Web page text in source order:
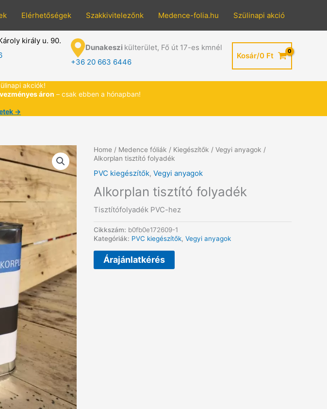
Elérhetőségek Szakkivitelezőnk Medence-folia.hu Szülinapi akció
király u. 90.
Dunakeszi külterület, Fő út 17-es kmnél
+36 20 663 6446
Kosár/0 Ft
akciók!
áron – csak ebben a hónapban!
→
Home/ Medence fóliák / Kiegészítők / Vegyi anyagok /
Alkorplan tisztító folyadék
PVC kiegészítők, Vegyi anyagok
Alkorplan tisztító folyadék
Tisztítófolyadék PVC-hez
Cikkszám: b0fb0e172609-1
Kategóriák: PVC kiegészítők, Vegyi anyagok
Árajánlatkérés